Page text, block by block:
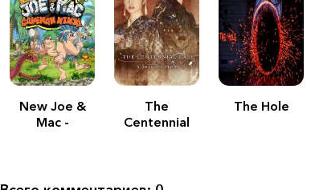
New Joe &
Mac -
The
Centennial
The Hole